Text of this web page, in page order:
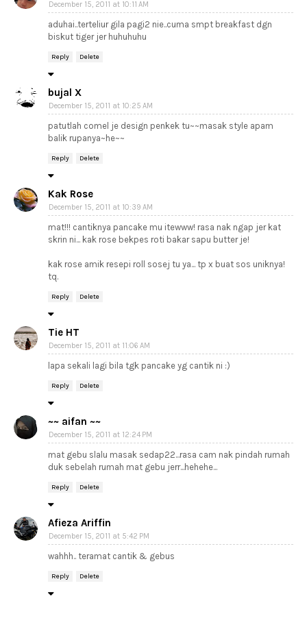
December 15, 2011 at 10:11 AM
aduhai..terteliur gila pagi2 nie..cuma smpt breakfast dgn
biskut tiger jer huhuhuhu
Reply Delete
bujal X
December 15, 2011 at 10:25 AM
patutlah comel je design penkek tu~~masak style apam
balik rupanya~he~~
Reply Delete
Kak Rose
December 15, 2011 at 10:39 AM
mat!!! cantiknya pancake mu itewww! rasa nak ngap jer kat
skrin ni... kak rose bekpes roti bakar sapu butter je!
kak rose amik resepi roll sosej tu ya... tp x buat sos uniknya!
tq.
Reply Delete
Tie HT
December 15, 2011 at 11:06 AM
lapa sekali lagi bila tgk pancake yg cantik ni :)
Reply Delete
~~ aifan ~~
December 15, 2011 at 12:24 PM
mat gebu slalu masak sedap22...rasa cam nak pindah rumah
duk sebelah rumah mat gebu jerr...hehehe...
Reply Delete
Afieza Ariffin
December 15, 2011 at 5:42 PM
wahhh.. teramat cantik & gebus
Reply Delete